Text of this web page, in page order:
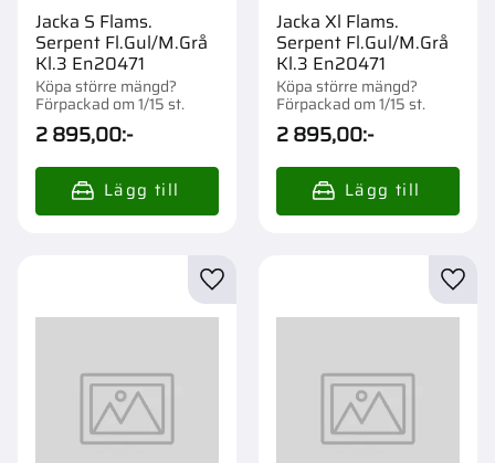
Jacka S Flams.
Serpent Fl.Gul/M.Grå
Kl.3 En20471
Köpa större mängd?
Förpackad om 1/15 st.
2 895,00:-
Jacka Xl Flams.
Serpent Fl.Gul/M.Grå
Kl.3 En20471
Köpa större mängd?
Förpackad om 1/15 st.
2 895,00:-
Lägg till i favoriter